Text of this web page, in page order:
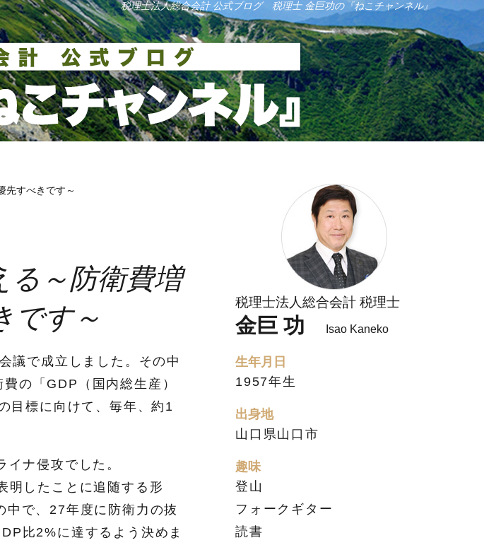
税理士法人総合会計 公式ブログ 税理士 金巨功の『ねこチャンネル』
先すべきです～
る～防衛費増
です～
議で成立しました。その中
の「GDP（国内総生産）
目標に向けて、毎年、約1
ナ侵攻でした。
明したことに追随する形
中で、27年度に防衛力の抜
比2%に達するよう決めま
税理士法人総合会計 税理士
金巨 功 Isao Kaneko
生年月日
1957年生
出身地
山口県山口市
趣味
登山
フォークギター
読書